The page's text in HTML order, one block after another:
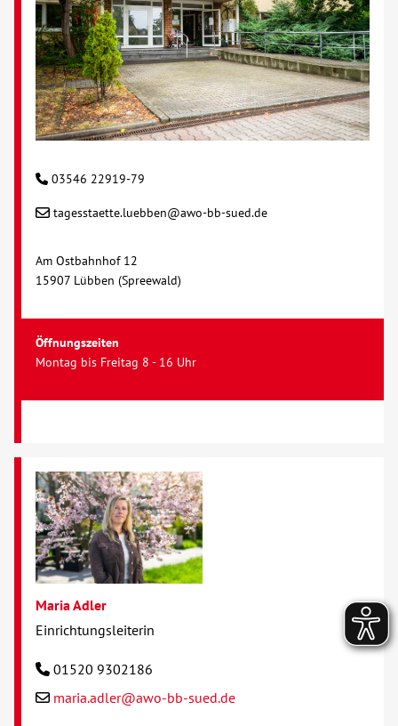
03546 22919-79
tagesstaette.luebben@awo-bb-sued.de
Am Ostbahnhof 12
15907 Lübben (Spreewald)
Öffnungszeiten
Montag bis Freitag 8 - 16 Uhr
Maria Adler
Einrichtungsleiterin
01520 9302186
maria.adler@awo-bb-sued.de